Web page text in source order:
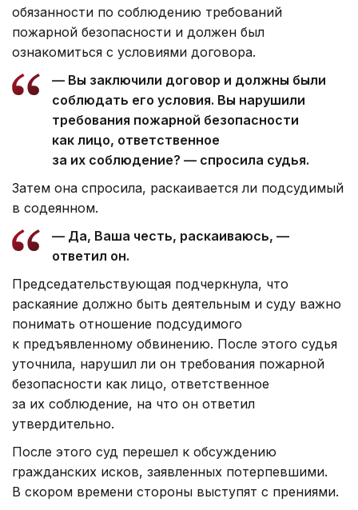
обязанности по соблюдению требований
пожарной безопасности и должен был
ознакомиться с условиями договора.
— Вы заключили договор и должны были
соблюдать его условия. Вы нарушили
требования пожарной безопасности
как лицо, ответственное
за их соблюдение? — спросила судья.
Затем она спросила, раскаивается ли подсудимый
в содеянном.
— Да, Ваша честь, раскаиваюсь, —
ответил он.
Председательствующая подчеркнула, что
раскаяние должно быть деятельным и суду важно
понимать отношение подсудимого
к предъявленному обвинению. После этого судья
уточнила, нарушил ли он требования пожарной
безопасности как лицо, ответственное
за их соблюдение, на что он ответил
утвердительно.
После этого суд перешел к обсуждению
гражданских исков, заявленных потерпевшими.
В скором времени стороны выступят с прениями.